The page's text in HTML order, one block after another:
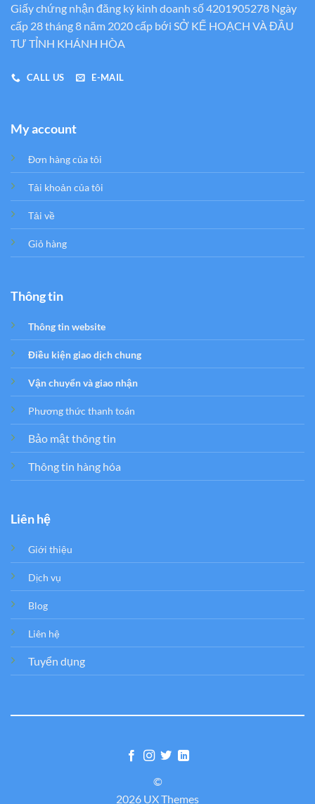
Giấy chứng nhận đăng ký kinh doanh số 4201905278 Ngày
cấp 28 tháng 8 năm 2020 cấp bới SỞ KẾ HOẠCH VÀ ĐẦU
TƯ TỈNH KHÁNH HÒA
CALL US E-MAIL
My account
Đơn hàng của tôi
Tải khoản của tôi
Tải về
Giỏ hàng
Thông tin
Thông tin website
Điều kiện giao dịch chung
Vận chuyển và giao nhận
Phương thức thanh toán
Bảo mật thông tin
Thông tin hàng hóa
Liên hệ
Giới thiệu
Dịch vụ
Blog
Liên hệ
Tuyển dụng
©
2026 UX Themes